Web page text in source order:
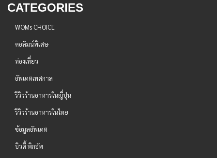
CATEGORIES
WOMs CHOICE
คอลัมน์พิเศษ
ท่องเที่ยว
อัพเดตเทศกาล
รีวิวร้านอาหารในญี่ปุ่น
รีวิวร้านอาหารในไทย
ข้อมูลอัพเดต
บิวตี้ พิกอัพ